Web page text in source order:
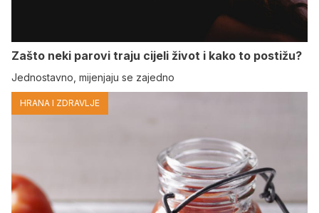
Zašto neki parovi traju cijeli život i kako to postižu?
Jednostavno, mijenjaju se zajedno
HRANA I ZDRAVLJE